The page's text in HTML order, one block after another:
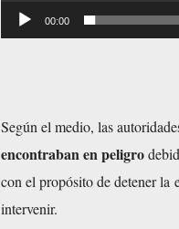
d
e
o
00:00
Según el medio, las
encontraban en peligro
con el propósito de detener la
intervenir.